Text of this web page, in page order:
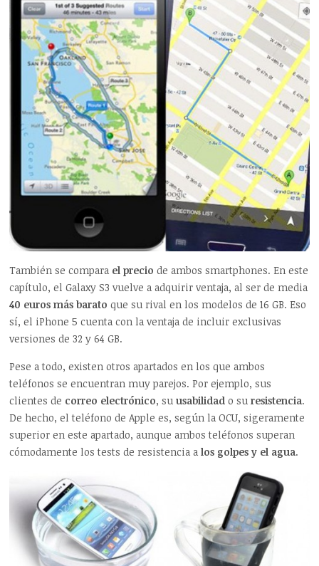
También se compara el precio de ambos smartphones. En este
capítulo, el Galaxy S3 vuelve a adquirir ventaja, al ser de media
40 euros más barato que su rival en los modelos de 16 GB. Eso
sí, el iPhone 5 cuenta con la ventaja de incluir exclusivas
versiones de 32 y 64 GB.
Pese a todo, existen otros apartados en los que ambos
teléfonos se encuentran muy parejos. Por ejemplo, sus
clientes de correo electrónico, suusabilidad o suresistencia.
De hecho, el teléfono de Apple es, según la OCU, sigeramente
superior en este apartado, aunque ambos teléfonos superan
cómodamente los tests de resistencia alos golpes y el agua.